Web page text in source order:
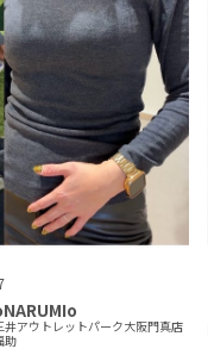
井アウトレットパーク大阪門真店
助